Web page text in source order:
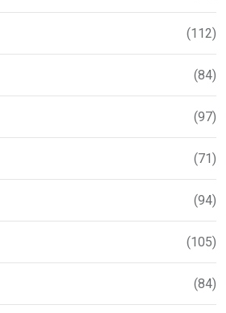
(112)
(84)
(97)
(71)
(94)
(105)
(84)